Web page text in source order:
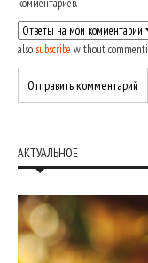
комментариев.
also subscribe without
АКТУАЛЬНОЕ